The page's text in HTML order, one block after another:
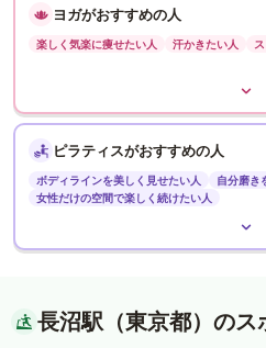
ヨガがおすすめの人
楽しく気楽に痩せたい人 汗かきたい人
ピラティスがおすすめの人
ボディラインを美しく見せたい人
自分磨き
女性だけの空間で楽しく続けたい人
長沼駅（東京都）のス